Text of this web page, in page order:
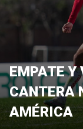
EMPATE Y
CANTERA
AMÉRICA